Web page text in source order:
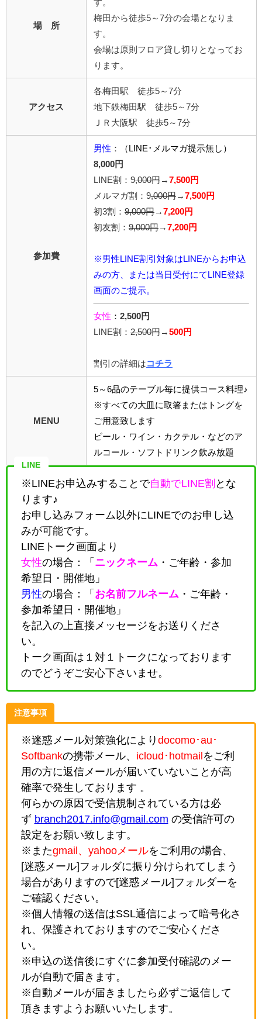
場 所
す。
梅田から徒歩5～7分の会場となりま
す。
会場は原則フロア貸し切りとなってお
ります。
アクセス
各梅田駅 徒歩5～7分
地下鉄梅田駅 徒歩5～7分
ＪＲ大阪駅 徒歩5～7分
参加費
男性 ：
（LINE･メルマガ提示無し）
8,000円
LINE割：9,000円 → 7,500円
メルマガ割：9,000円 → 7,500円
初3割： 9,000円 → 7,200円
初友割： 9,000円 → 7,200円
※男性LINE割引対象はLINEからお申込
みの方、または当日受付にてLINE登録
画面のご提示。
女性 ： 2,500円
LINE割： 2,500円 → 500円
割引の詳細は コチラ
MENU
5～6品のテーブル毎に提供コース料理♪
※すべての大皿に取箸またはトングを
ご用意致します
ビール・ワイン・カクテル・などのア
ルコール・ソフトドリンク飲み放題
LINE
※LINEお申込みすることで自動でLINE割 とな
ります♪
お申し込みフォーム以外にLINEでのお申し込
みが可能です。
LINEトーク画面より
女性の場合：「 ニックネーム ・ ご年齢・参加
希望日・開催地」
男性の場合：「 お名前フルネーム ・ ご年齢・
参加希望日・開催地」
を記入の上直接メッセージをお送りくださ
い。
トーク画面は１対１トークになっております
のでどうぞご安心下さいませ。
注意事項
※迷惑メール対策強化により docomo･au･
Softbankの携帯メール、 icloud･hotmail をご利
用の方に返信メールが届いていないことが高
確率で発生しております 。
何らかの原因で受信規制されている方は必
ず branch2017.info@gmail.com の受信許可の
設定をお願い致します。
※またgmail、yahooメールをご利用の場合、
[迷惑メール]フォルダに振り分けられてしまう
場合がありますので[迷惑メール]フォルダーを
ご確認ください。
※個人情報の送信はSSL通信によって暗号化さ
れ、保護されておりますのでご安心くださ
い。
※申込の送信後にすぐに参加受付確認のメー
ルが自動で届きます。
※自動メールが届きましたら必ずご返信して
頂きますようお願いいたします。